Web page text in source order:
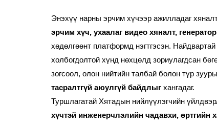
Энэхүү нарны эрчим хүчээр ажилладаг
эрчим хүч, ухаалаг видео хяналт,
хөдөлгөөнт платформд нэгтгэсэн.
холбогдолтой хүнд нөхцөлд зориулагдсан
зогсоол, олон нийтийн талбай болон түр
тасралтгүй аюулгүй байдлыг хангадаг.
Туршлагатай Хятадын нийлүүлэгчийн
хүчтэй инженерчлэлийн чадавхи, өртгийн